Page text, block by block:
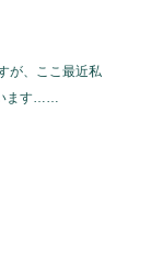
が、ここ最近私
ます……